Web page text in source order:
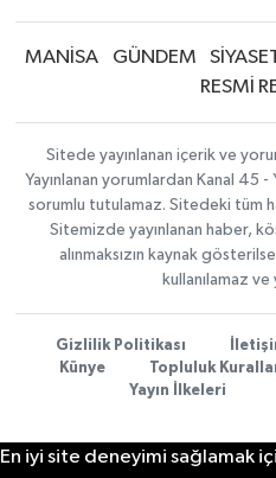
MANİSA GÜNDEM
RESMİ
Sitede yayınlanan içerik ve
Yayınlanan yorumlardan Kanal 45
sorumlu tutulamaz. Sitedeki tüm
Sitemizde yayınlanan haber,
alınmaksızın kaynak
kullanılamaz ve
Gizlilik Politikası
Künye
Topluluk
Yayın İlkeleri
En iyi site deneyimi sağlamak